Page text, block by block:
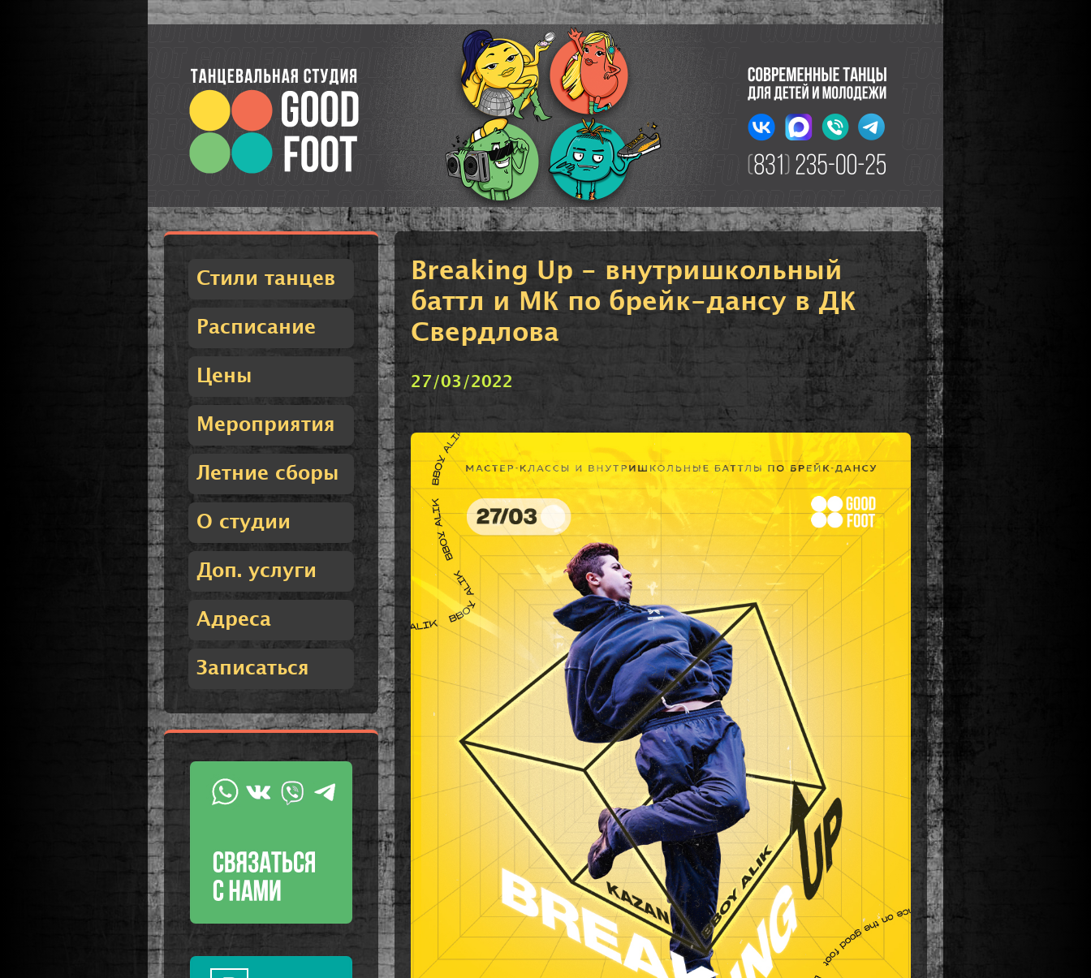
Стили танцев
Расписание
Цены
Мероприятия
Летние сборы
О студии
Доп. услуги
Адреса
Записаться
Breaking Up - внутришкольный
баттл и МК по брейк-дансу в ДК
Свердлова
27/03/2022